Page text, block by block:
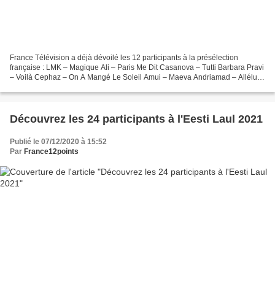
France Télévision a déjà dévoilé les 12 participants à la présélection
française : LMK – Magique Ali – Paris Me Dit Casanova – Tutti Barbara Pravi
– Voilà Cephaz – On A Mangé Le Soleil Amui – Maeva Andriamad – Alléluia
Découvrez les 24 participants à l'Eesti Laul 2021
Publié le 07/12/2020 à 15:52
Par France12points